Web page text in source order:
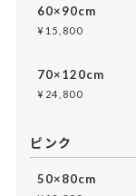
60×90cm
¥ 15,800
70×120cm
¥ 24,800
ピンク
50×80cm